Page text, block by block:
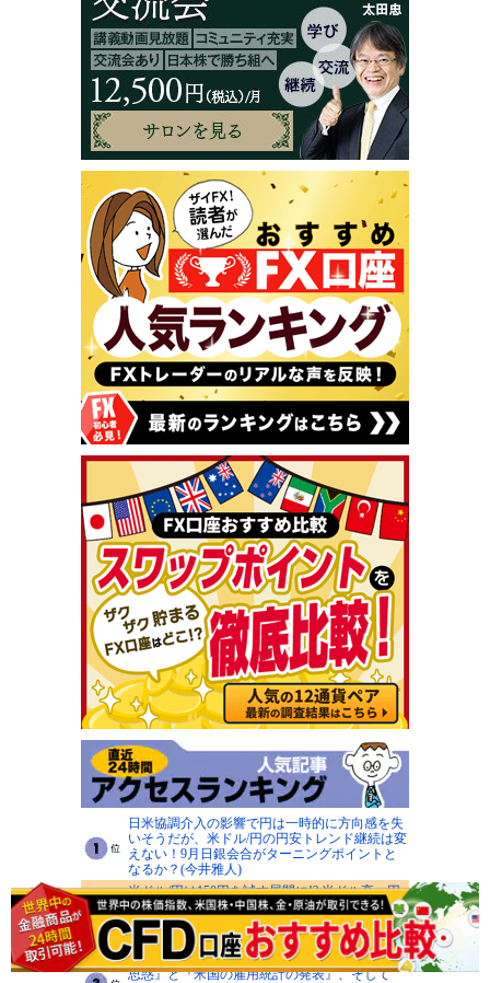
日米協調介入の影響で円は一時的に方向感を失
いそうだが、米ドル/円の円安トレンド継続は変
えない！9月日銀会合がターニングポイントと
なるか？(今井雅人)
米ドル/円は150円を試す展開に!? 米ドル高・円
安は終焉を迎え、2026年中に140円の大台打診
があってもサプライズではない！ 今回の介入は
成功するとみる(陳満咲杜)
8月7日(金)■『為替介入の影響と更なる実施への
思惑』と『米国の雇用統計の発表』、そして